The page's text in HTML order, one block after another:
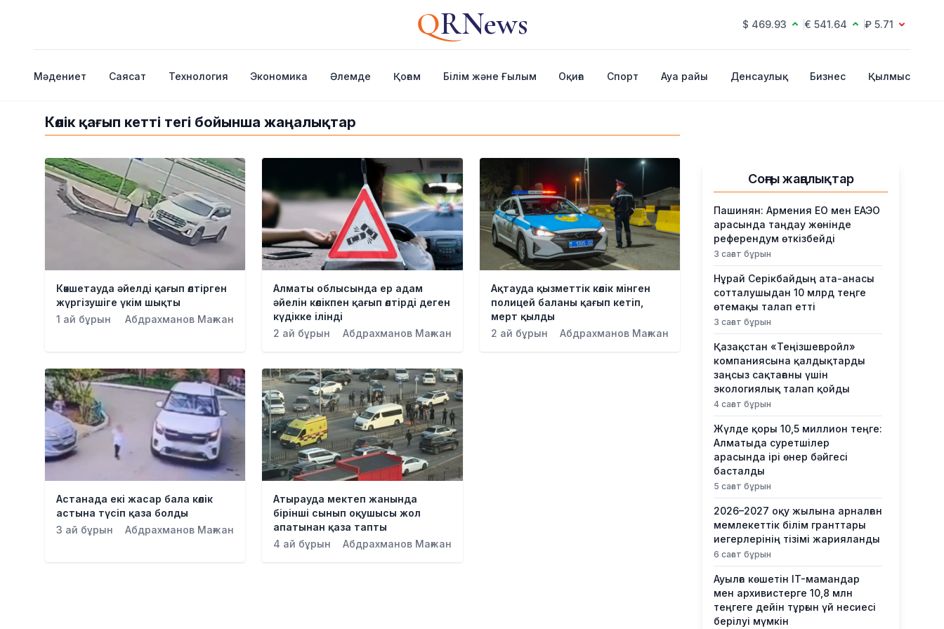
QRNews $ 469.93 € 541.64 ₽ 5.71
Мәдениет Саясат Технология Экономика Әлемде Қоғам Білім және Ғылым Оқиға Спорт Ауа райы Денсаулық Бизнес Қылмыс
Көлік қағып кетті тегі бойынша жаңалықтар
Көкшетауда әйелді қағып өлтірген
жүргізушіге үкім шықты
1 ай бұрын
Абдрахманов Мағжан
Алматы облысында ер адам
әйелін көлікпен қағып өлтірді деген
күдікке ілінді
2 ай бұрын
Абдрахманов Мағжан
Ақтауда қызметтік көлік мінген
полицей баланы қағып кетіп,
мерт қылды
2 ай бұрын
Абдрахманов Мағжан
Астанада екі жасар бала көлік
астына түсіп қаза болды
3 ай бұрын
Абдрахманов Мағжан
Атырауда мектеп жанында
бірінші сынып оқушысы жол
апатынан қаза тапты
4 ай бұрын
Абдрахманов Мағжан
Соңғы жаңалықтар
Пашинян: Армения ЕО мен ЕАЭО
арасында таңдау жөнінде
референдум өткізбейді
3 сағат бұрын
Нұрай Серікбайдың ата-анасы
сотталушыдан 10 млрд теңге
өтемақы талап етті
3 сағат бұрын
Қазақстан «Теңізшевройл»
компаниясына қалдықтарды
заңсыз сақтағаны үшін
экологиялық талап қойды
4 сағат бұрын
Жүлде қоры 10,5 миллион теңге:
Алматыда суретшілер
арасында ірі өнер бәйгесі
басталды
5 сағат бұрын
2026–2027 оқу жылына арналған
мемлекеттік білім гранттары
иегерлерінің тізімі жарияланды
6 сағат бұрын
Ауылға көшетін IT-мамандар
мен архивистерге 10,8 млн
теңгеге дейін тұрғын үй несиесі
берілуі мүмкін